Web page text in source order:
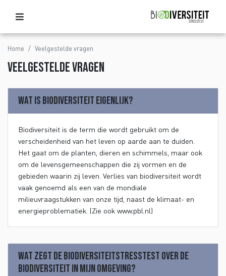
Home Veelgestelde vragen
Veelgestelde vragen
Wat is biodiversiteit eigenlijk?
Biodiversiteit is de term die wordt gebruikt om de
verscheidenheid van het leven op aarde aan te duiden.
Het gaat om de planten, dieren en schimmels, maar ook
om de levensgemeenschappen die zij vormen en de
gebieden waarin zij leven. Verlies van biodiversiteit wordt
vaak genoemd als een van de mondiale
milieuvraagstukken van onze tijd, naast de klimaat- en
energieproblematiek. (Zie ook www.pbl.nl)
Wat zegt de biodiversiteitstresstest over de
biodiversiteit in mijn omgeving?